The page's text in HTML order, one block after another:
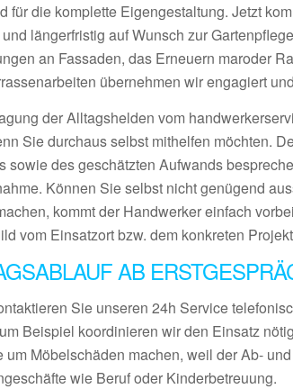
für die komplette Eigengestaltung. Jetzt
längerfristig auf Wunsch zur
an Fassaden, das Erneuern maroder
übernehmen wir engagiert
der Alltagshelden vom
Sie durchaus selbst mithelfen möchten.
sowie des geschätzten Aufwands
Können Sie selbst nicht genügend
kommt der Handwerker einfach
vom Einsatzort bzw. dem konkreten
AB
Sie unseren 24h Service
Beispiel koordinieren wir den Einsatz
um Möbelschäden machen, weil der Ab-
wie Beruf oder Kinderbetreuung.